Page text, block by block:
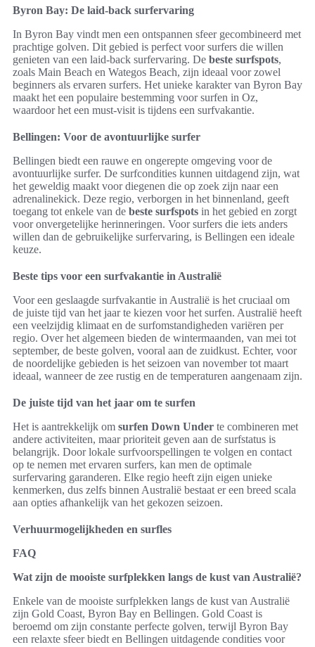
Byron Bay: De laid-back surfervaring
In Byron Bay vindt men een ontspannen sfeer gecombineerd met
prachtige golven. Dit gebied is perfect voor surfers die willen
genieten van een laid-back surfervaring. De beste surfspots,
zoals Main Beach en Wategos Beach, zijn ideaal voor zowel
beginners als ervaren surfers. Het unieke karakter van Byron Bay
maakt het een populaire bestemming voor surfen in Oz,
waardoor het een must-visit is tijdens een surfvakantie.
Bellingen: Voor de avontuurlijke surfer
Bellingen biedt een rauwe en ongerepte omgeving voor de
avontuurlijke surfer. De surfcondities kunnen uitdagend zijn, wat
het geweldig maakt voor diegenen die op zoek zijn naar een
adrenalinekick. Deze regio, verborgen in het binnenland, geeft
toegang tot enkele van de beste surfspots in het gebied en zorgt
voor onvergetelijke herinneringen. Voor surfers die iets anders
willen dan de gebruikelijke surfervaring, is Bellingen een ideale
keuze.
Beste tips voor een surfvakantie in Australië
Voor een geslaagde surfvakantie in Australië is het cruciaal om
de juiste tijd van het jaar te kiezen voor het surfen. Australië heeft
een veelzijdig klimaat en de surfomstandigheden variëren per
regio. Over het algemeen bieden de wintermaanden, van mei tot
september, de beste golven, vooral aan de zuidkust. Echter, voor
de noordelijke gebieden is het seizoen van november tot maart
ideaal, wanneer de zee rustig en de temperaturen aangenaam zijn.
De juiste tijd van het jaar om te surfen
Het is aantrekkelijk om surfen Down Under te combineren met
andere activiteiten, maar prioriteit geven aan de surfstatus is
belangrijk. Door lokale surfvoorspellingen te volgen en contact
op te nemen met ervaren surfers, kan men de optimale
surfervaring garanderen. Elke regio heeft zijn eigen unieke
kenmerken, dus zelfs binnen Australië bestaat er een breed scala
aan opties afhankelijk van het gekozen seizoen.
Verhuurmogelijkheden en surfles
FAQ
Wat zijn de mooiste surfplekken langs de kust van Australië?
Enkele van de mooiste surfplekken langs de kust van Australië
zijn Gold Coast, Byron Bay en Bellingen. Gold Coast is
beroemd om zijn constante perfecte golven, terwijl Byron Bay
een relaxte sfeer biedt en Bellingen uitdagende condities voor